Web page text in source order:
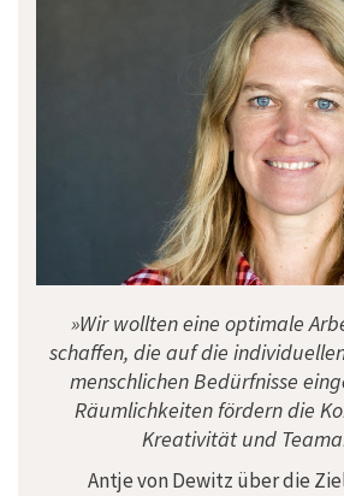
»Wir wollten eine optimale
schaffen, die auf die
menschlichen Bedürfnisse
Räumlichkeiten fördern die
Kreativität und
Antje von Dewitz über die